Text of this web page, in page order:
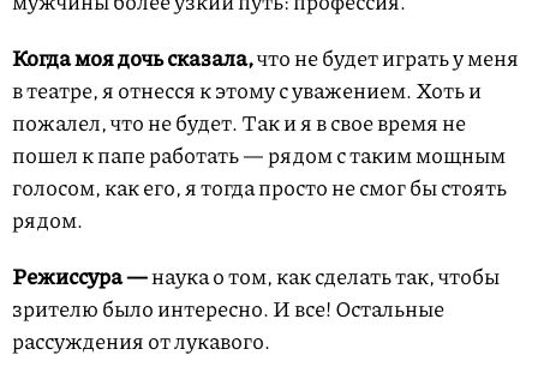
Когда моя дочь сказала,что не будет играть у меня
в театре, я отнесся к этому с уважением. Хоть и
пожалел, что не будет. Так и я в свое время не
пошел к папе работать — рядом с таким мощным
голосом, как его, я тогда просто не смог бы стоять
рядом.
Режиссура —наука о том, как сделать так, чтобы
зрителю было интересно.И все! Остальные
рассуждения от лукавого.